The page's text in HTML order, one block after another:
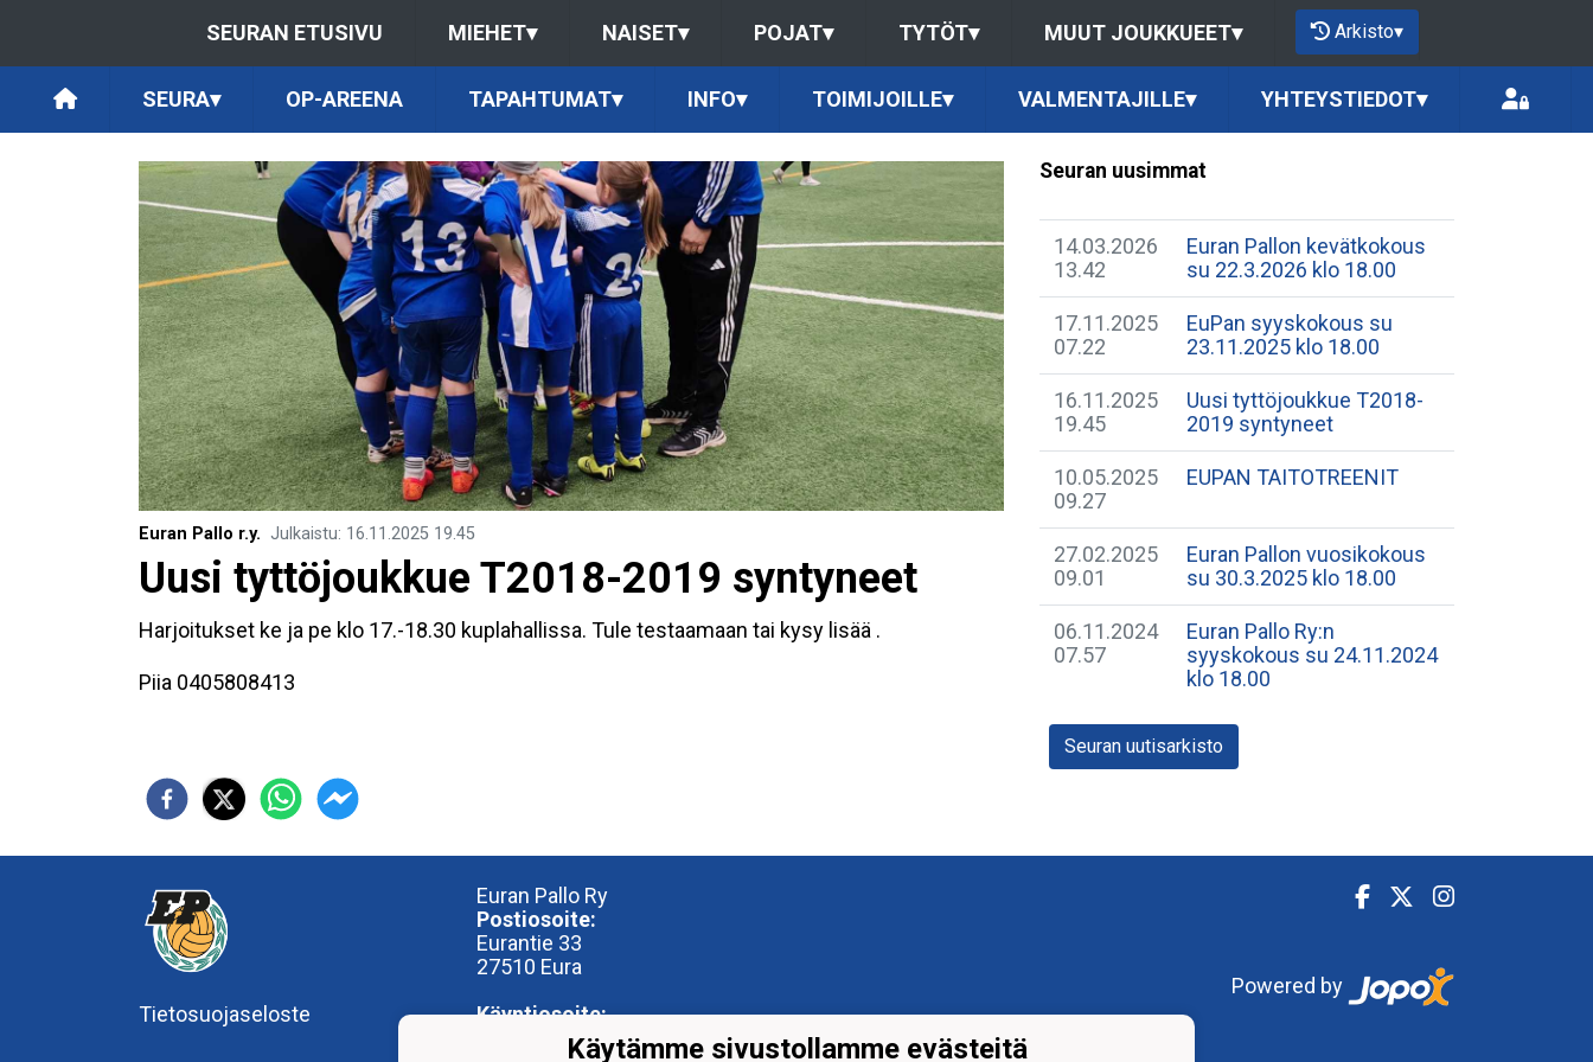
SEURAN ETUSIVU MIEHET▾ NAISET▾ POJAT▾ TYTÖT▾ MUUT JOUKKUEET▾ Arkisto▾
SEURA▾ OP-AREENA TAPAHTUMAT▾ INFO▾ TOIMIJOILLE▾ VALMENTAJILLE▾ YHTEYSTIEDOT▾
Euran Pallo r.y. Julkaistu: 16.11.2025 19.45
Uusi tyttöjoukkue T2018-2019 syntyneet
Harjoitukset ke ja pe klo 17.-18.30 kuplahallissa. Tule testaamaan tai kysy lisää .
Piia 0405808413
Seuran uusimmat
14.03.2026
13.42
Euran Pallon kevätkokous
su 22.3.2026 klo 18.00
17.11.2025
07.22
EuPan syyskokous su
23.11.2025 klo 18.00
16.11.2025
19.45
Uusi tyttöjoukkue T2018-
2019 syntyneet
10.05.2025
09.27
EUPAN TAITOTREENIT
27.02.2025
09.01
Euran Pallon vuosikokous
su 30.3.2025 klo 18.00
06.11.2024
07.57
Euran Pallo Ry:n
syyskokous su 24.11.2024
klo 18.00
Seuran uutisarkisto
Tietosuojaseloste
Euran Pallo Ry
Postiosoite:
Eurantie 33
27510 Eura
Käyntiosoite:
OP-Areena
Powered by
Käytämme sivustollamme evästeitä